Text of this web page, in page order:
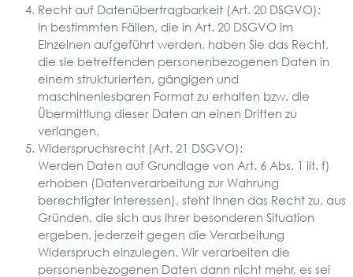
Recht auf Datenübertragbarkeit (Art. 20 DSGVO):
In bestimmten Fällen, die in Art. 20 DSGVO im
Einzelnen aufgeführt werden, haben Sie das Recht,
die sie betreffenden personenbezogenen Daten in
einem strukturierten, gängigen und
maschinenlesbaren Format zu erhalten bzw. die
Übermittlung dieser Daten an einen Dritten zu
verlangen.
Widerspruchsrecht (Art. 21 DSGVO):
Werden Daten auf Grundlage von Art. 6 Abs. 1 lit. f)
erhoben (Datenverarbeitung zur Wahrung
berechtigter Interessen), steht Ihnen das Recht zu, aus
Gründen, die sich aus Ihrer besonderen Situation
ergeben, jederzeit gegen die Verarbeitung
Widerspruch einzulegen. Wir verarbeiten die
personenbezogenen Daten dann nicht mehr, es sei